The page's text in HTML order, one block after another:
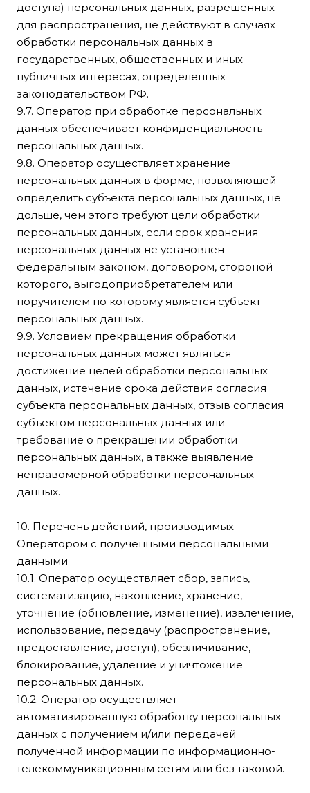
доступа) персональных данных, разрешенных
для распространения, не действуют в случаях
обработки персональных данных в
государственных, общественных и иных
публичных интересах, определенных
законодательством РФ.
9.7. Оператор при обработке персональных
данных обеспечивает конфиденциальность
персональных данных.
9.8. Оператор осуществляет хранение
персональных данных в форме, позволяющей
определить субъекта персональных данных, не
дольше, чем этого требуют цели обработки
персональных данных, если срок хранения
персональных данных не установлен
федеральным законом, договором, стороной
которого, выгодоприобретателем или
поручителем по которому является субъект
персональных данных.
9.9. Условием прекращения обработки
персональных данных может являться
достижение целей обработки персональных
данных, истечение срока действия согласия
субъекта персональных данных, отзыв согласия
субъектом персональных данных или
требование о прекращении обработки
персональных данных, а также выявление
неправомерной обработки персональных
данных.
10. Перечень действий, производимых
Оператором с полученными персональными
данными
10.1. Оператор осуществляет сбор, запись,
систематизацию, накопление, хранение,
уточнение (обновление, изменение), извлечение,
использование, передачу (распространение,
предоставление, доступ), обезличивание,
блокирование, удаление и уничтожение
персональных данных.
10.2. Оператор осуществляет
автоматизированную обработку персональных
данных с получением и/или передачей
полученной информации по информационно-
телекоммуникационным сетям или без таковой.